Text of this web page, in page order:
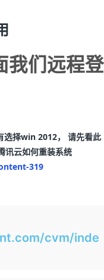
我们远程登
选择win 2012， 请先看此
讯云如何重装系统
319
cvm/inde